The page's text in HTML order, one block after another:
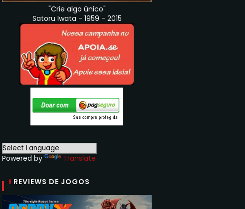
"Crie algo único"
Satoru Iwata - 1959 - 2015
Powered by Translate
REVIEWS DE JOGOS